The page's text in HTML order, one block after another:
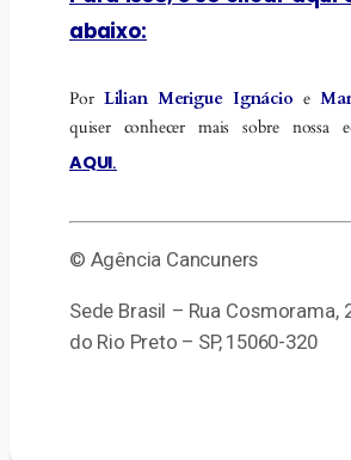
abaixo:
Por Lilian Merigue Ignácio e
quiser conhecer mais sobre nossa
AQUI.
© Agência Cancuners
Sede Brasil – Rua Cosmorama,
do Rio Preto – SP, 15060-320